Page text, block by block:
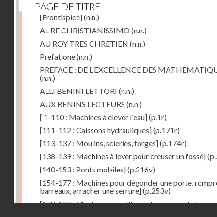
PAGE DE TITRE
[Frontispice](n.n.)
AL RE CHRISTIANISSIMO (n.n.)
AU ROY TRES CHRETIEN (n.n.)
Prefatione(n.n.)
PREFACE : DE L'EXCELLENCE DES
(n.n.)
ALLI BENINI LETTORI (n.n.)
AUX BENINS LECTEURS (n.n.)
[ 1-110 : Machines à élever l'eau](p.1r)
[111-112 : Caissons hydrauliques](p.171r)
[113-137 : Moulins, scieries, forges](p.174r)
[138-139 : Machines à lever pour creuser un fossé]
[140-153 : Ponts mobiles](p.216v)
[154-177 : Machines pour dégonder une porte,
barreaux, arracher une serrure](p.253v)
[178-183 : Machines pour "tirer et conduire de très